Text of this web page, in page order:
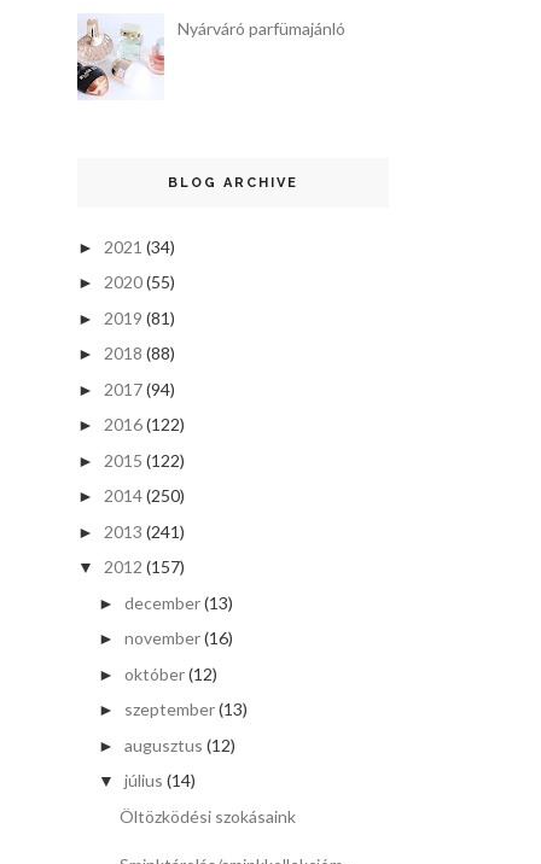
Nyárváró parfümajánló
BLOG ARCHIVE
► 2021 (34)
► 2020(55)
► 2019 (81)
► 2018 (88)
► 2017(94)
► 2016(122)
► 2015 (122)
► 2014(250)
► 2013 (241)
▼ 2012 (157)
► december(13)
► november(16)
► október(12)
► szeptember(13)
► augusztus (12)
▼ július (14)
Öltözködési szokásaink